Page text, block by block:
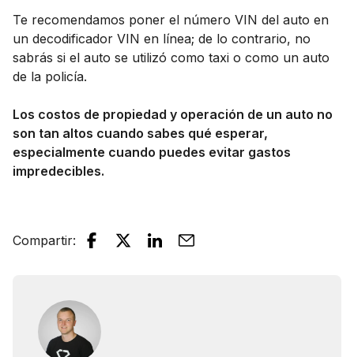
Te recomendamos poner el número VIN del auto en
un decodificador VIN en línea; de lo contrario, no
sabrás si el auto se utilizó como taxi o como un auto
de la policía.
Los costos de propiedad y operación de un auto no
son tan altos cuando sabes qué esperar,
especialmente cuando puedes evitar gastos
impredecibles.
Compartir: